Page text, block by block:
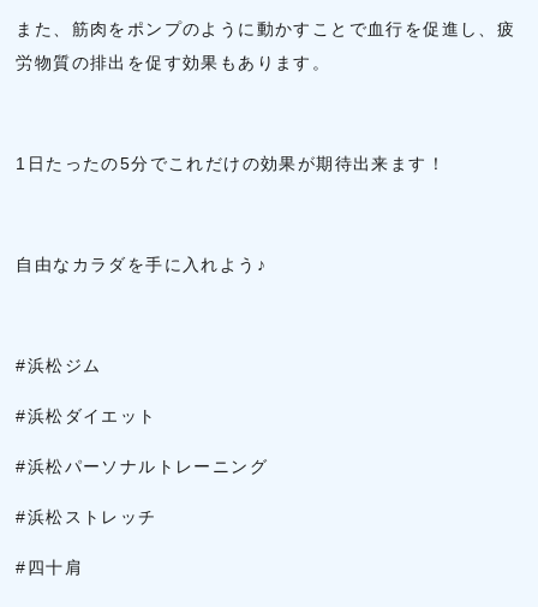
また、筋肉をポンプのように動かすことで血行を促進し、疲
労物質の排出を促す効果もあります。
1日たったの5分でこれだけの効果が期待出来ます！
自由なカラダを手に入れよう♪
#浜松ジム
#浜松ダイエット
#浜松パーソナルトレーニング
#浜松ストレッチ
#四十肩